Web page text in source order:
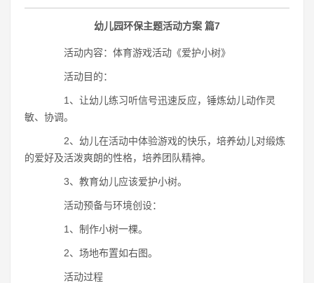
幼儿园环保主题活动方案 篇7
活动内容：体育游戏活动《爱护小树》
活动目的：
1、让幼儿练习听信号迅速反应，锤炼幼儿动作灵
敏、协调。
2、幼儿在活动中体验游戏的快乐，培养幼儿对缎炼
的爱好及活泼爽朗的性格，培养团队精神。
3、教育幼儿应该爱护小树。
活动预备与环境创设：
1、制作小树一棵。
2、场地布置如右图。
活动过程